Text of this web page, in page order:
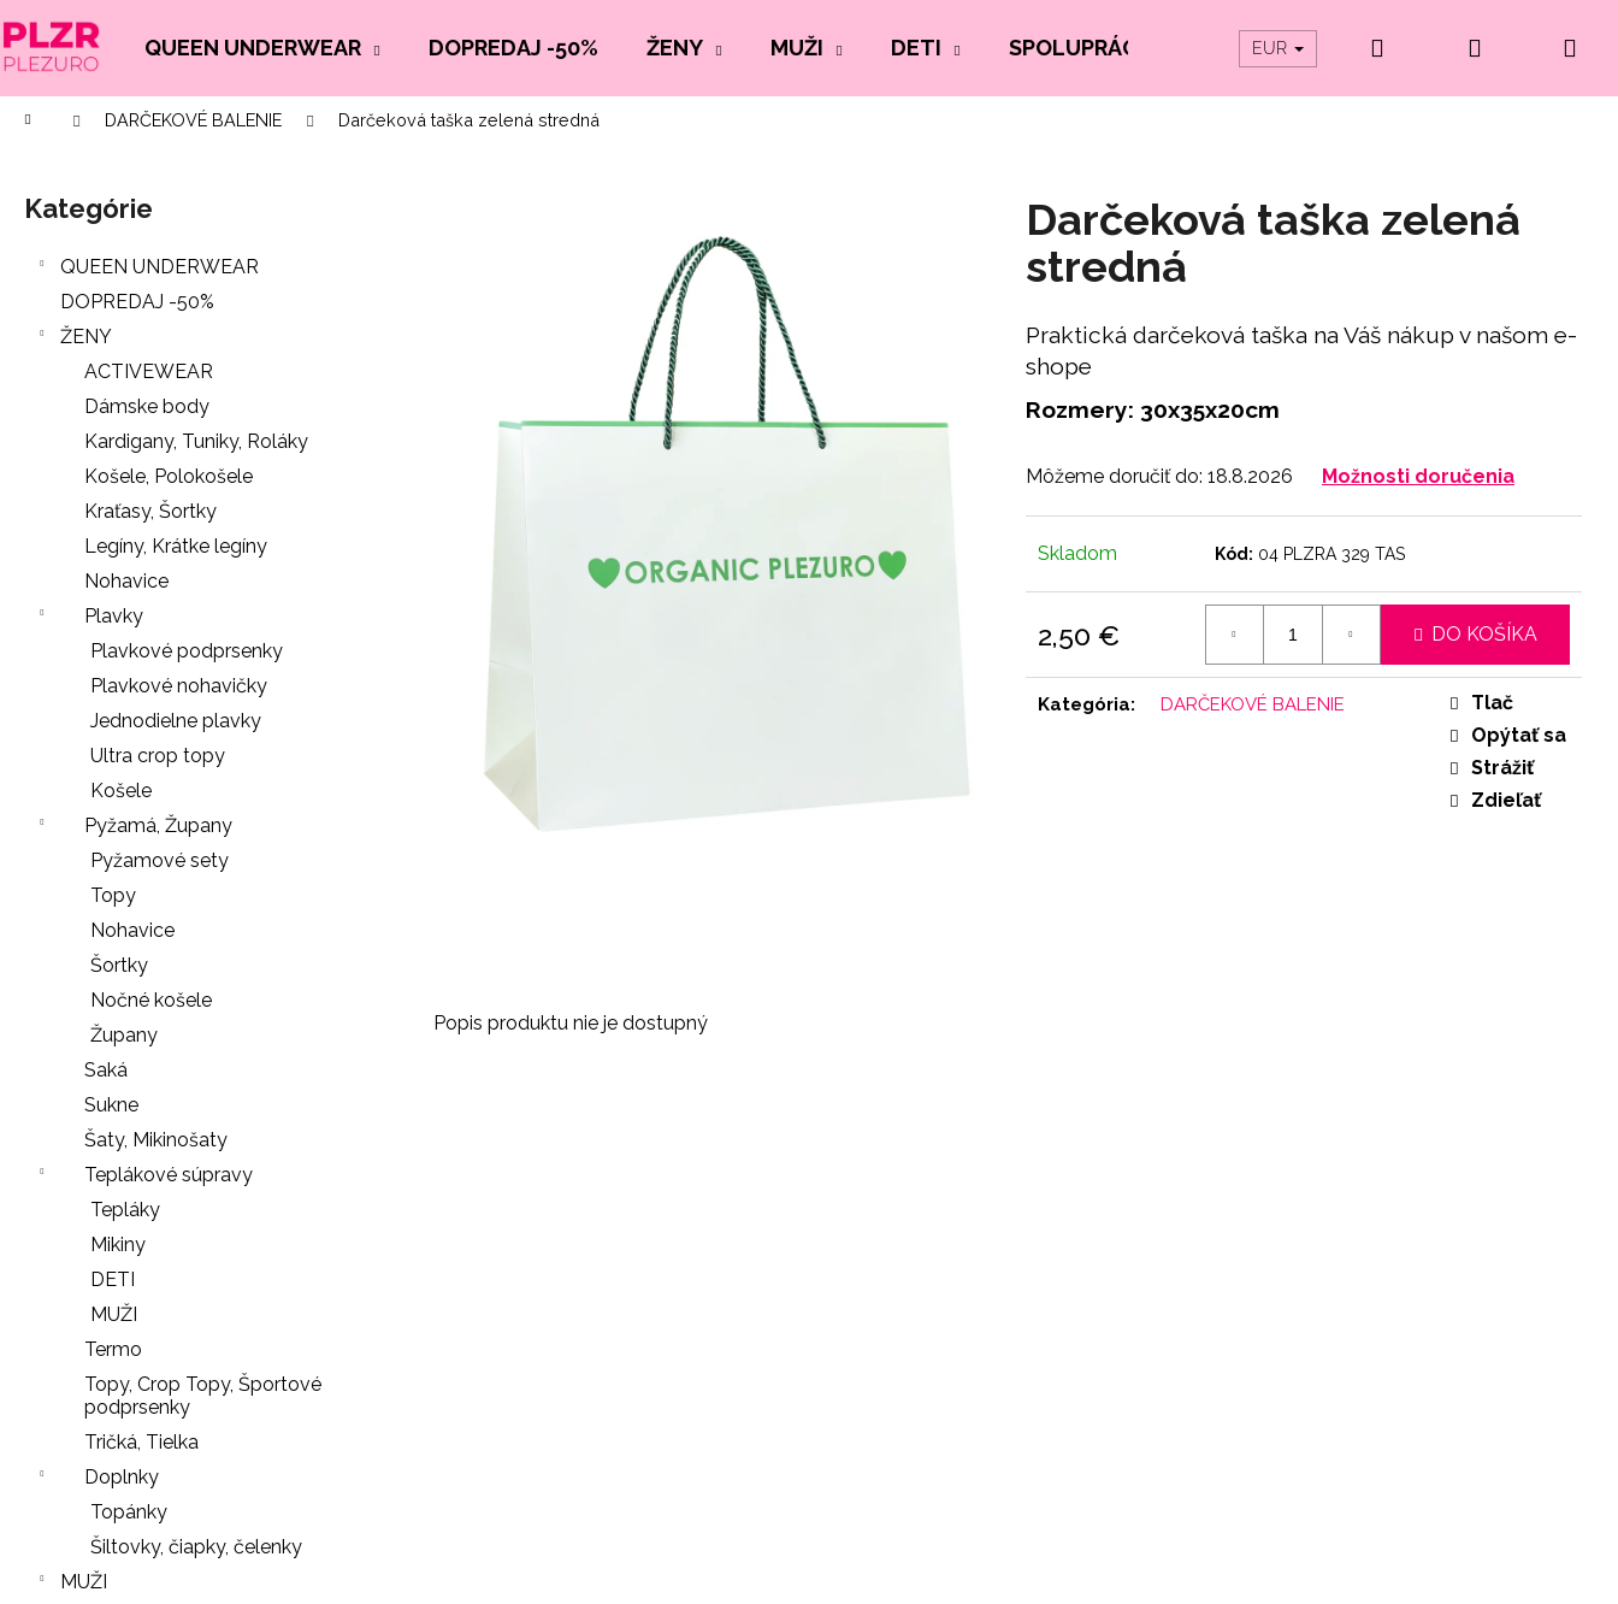
na
obsah
QUEEN UNDERWEAR DOPREDAJ -50% ŽENY MUŽI DETI SPOLUPRÁCE PRODUKTY Z ORGANICKEJ BAVLNY
EUR Prihlásenie
Domov DARČEKOVÉ BALENIE Darčeková taška zelená stredná
Preskočiť
kategórie
Kategórie
QUEEN UNDERWEAR
DOPREDAJ -50%
ŽENY
ACTIVEWEAR
Dámske body
Kardigany, Tuniky, Roláky
Košele, Polokošele
Kraťasy, Šortky
Legíny, Krátke legíny
Nohavice
Plavky
Plavkové podprsenky
Plavkové nohavičky
Jednodielne plavky
Ultra crop topy
Košele
Pyžamá, Župany
Pyžamové sety
Topy
Nohavice
Šortky
Nočné košele
Župany
Saká
Sukne
Šaty, Mikinošaty
Teplákové súpravy
Tepláky
Mikiny
DETI
MUŽI
Termo
Topy, Crop Topy, Športové
podprsenky
Tričká, Tielka
Doplnky
Topánky
Šiltovky, čiapky, čelenky
MUŽI
Darčeková taška zelená
stredná
Praktická darčeková taška na Váš nákup v našom e-
shope
Rozmery: 30x35x20cm
Môžeme doručiť do: 18.8.2026 Možnosti doručenia
Skladom Kód: 04 PLZRA 329 TAS
2,50 € DO KOŠÍKA
Kategória: DARČEKOVÉ BALENIE
Tlač
Opýtať sa
Strážiť
Zdieľať
Popis produktu nie je dostupný
K
o
š
Späť
do
obchodu
Späť
do
obchodu
Č
p
e
á
HĽADAŤ
SŤAHOVACIE
BLACK
€
LEGÍNY
PUSH-
UP